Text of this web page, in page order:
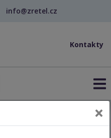
info@zretel.cz
Kontakty